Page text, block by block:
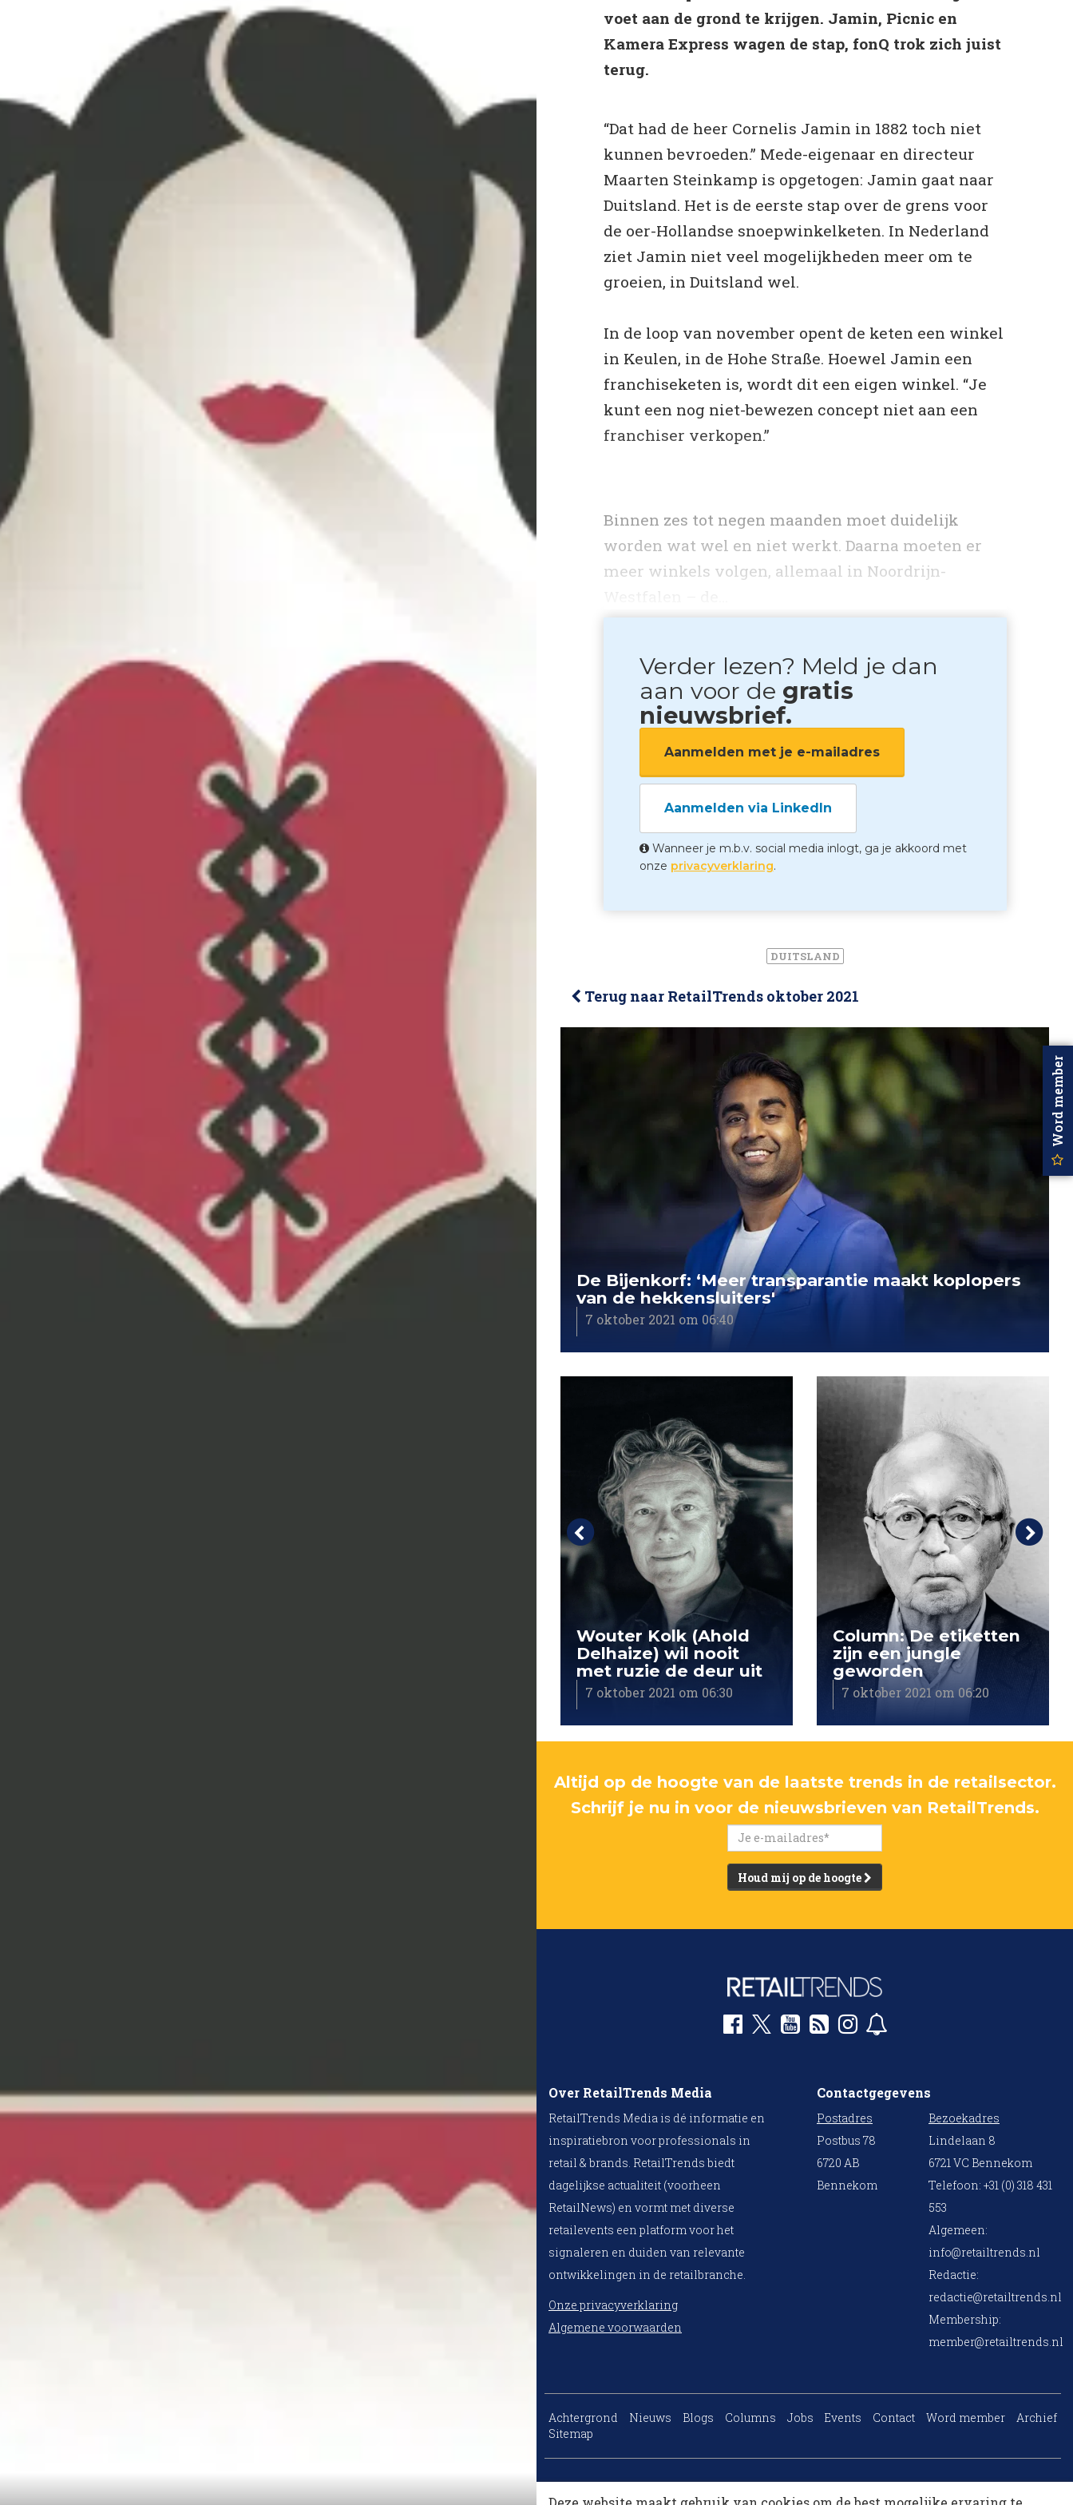
voet aan de grond te krijgen. Jamin, Picnic en
Kamera Express wagen de stap, fonQ trok zich juist
terug.
“Dat had de heer Cornelis Jamin in 1882 toch niet
kunnen bevroeden.” Mede-eigenaar en directeur
Maarten Steinkamp is opgetogen: Jamin gaat naar
Duitsland. Het is de eerste stap over de grens voor
de oer-Hollandse snoepwinkelketen. In Nederland
ziet Jamin niet veel mogelijkheden meer om te
groeien, in Duitsland wel.
In de loop van november opent de keten een winkel
in Keulen, in de Hohe Straße. Hoewel Jamin een
franchiseketen is, wordt dit een eigen winkel. “Je
kunt een nog niet-bewezen concept niet aan een
franchiser verkopen.”
Binnen zes tot negen maanden moet duidelijk
worden wat wel en niet werkt. Daarna moeten er
meer winkels volgen, allemaal in Noordrijn-
Verder lezen? Meld je dan
aan voor de gratis
nieuwsbrief.
Aanmelden met je e-mailadres
Aanmelden via LinkedIn
Wanneer je m.b.v. social media inlogt, ga je akkoord met
onze privacyverklaring.
DUITSLAND
Terug naar RetailTrends oktober 2021
De Bijenkorf: ‘Meer transparantie maakt koplopers
van de hekkensluiters'
7 oktober 2021 om 06:40
Wouter Kolk (Ahold
Delhaize) wil nooit
met ruzie de deur uit
7 oktober 2021 om 06:30
Column: De etiketten
zijn een jungle
geworden
7 oktober 2021 om 06:20
Altijd op de hoogte van de laatste trends in de retailsector.
Schrijf je nu in voor de nieuwsbrieven van RetailTrends.
Houd mij op de hoogte
Over RetailTrends Media
RetailTrends Media is dé informatie en
inspiratiebron voor professionals in
retail & brands. RetailTrends biedt
dagelijkse actualiteit (voorheen
RetailNews) en vormt met diverse
retailevents een platform voor het
signaleren en duiden van relevante
ontwikkelingen in de retailbranche.
Onze privacyverklaring
Algemene voorwaarden
Contactgegevens
Postadres
Postbus 78
6720 AB
Bennekom
Bezoekadres
Lindelaan 8
6721 VC Bennekom
Telefoon: +31 (0) 318 431
553
Algemeen:
info@retailtrends.nl
Redactie:
redactie@retailtrends.nl
Membership:
member@retailtrends.nl
Achtergrond Nieuws Blogs Columns Jobs Events Contact Word member
Archief
Sitemap
Word member